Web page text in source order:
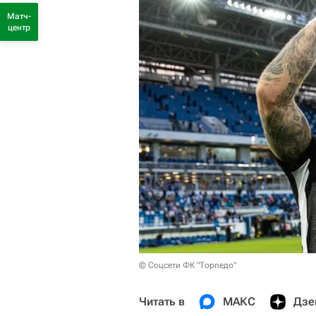
© Соцсети ФК "Торпедо"
Читать в МАКС
Матч-
центр